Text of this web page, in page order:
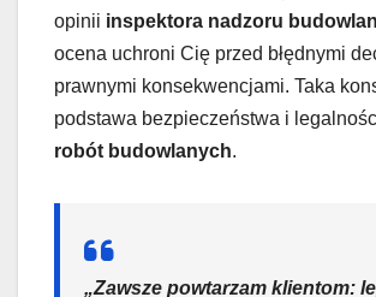
opinii inspektora nadzoru
ocena uchroni Cię przed błędnymi
prawnymi konsekwencjami. Taka
podstawa bezpieczeństwa i
robót budowlanych.
„Zawsze powtarzam klientom: